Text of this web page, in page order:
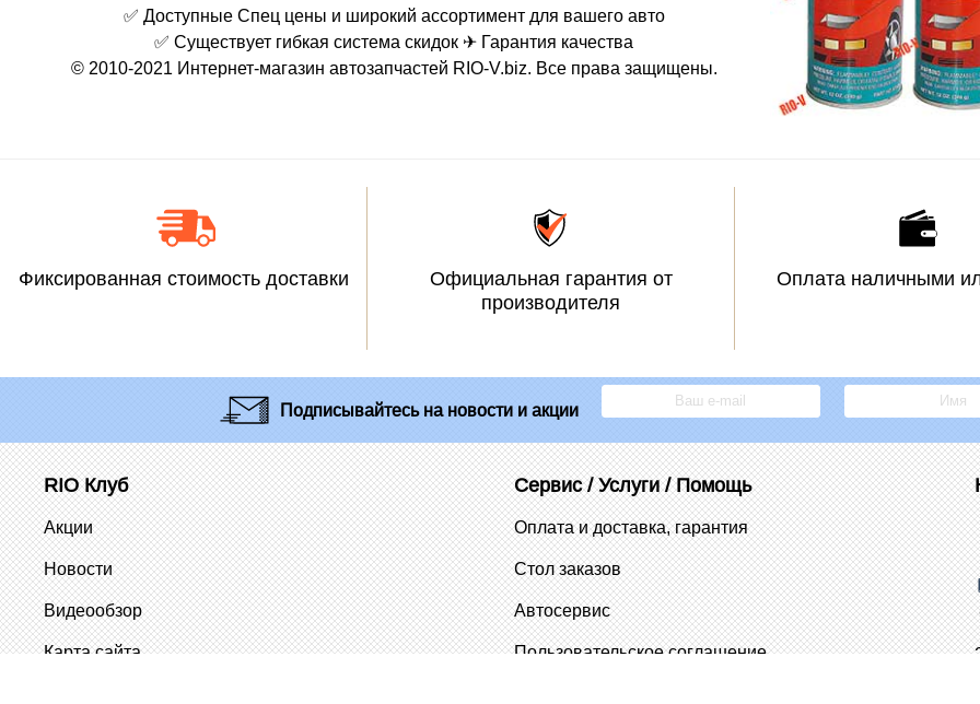
✅ Доступные Спец цены и широкий ассортимент для вашего авто
✅ Существует гибкая система скидок ✈ Гарантия качества
© 2010-2021 Интернет-магазин автозапчастей RIO-V.biz. Все права защищены.
Фиксированная стоимость доставки
Официальная гарантия от
производителя
Оплата наличными
Подписывайтесьна новости и акции
RIO Клуб
Акции
Новости
Видеообзор
Карта сайта
Сервис / Услуги / Помощь
Оплата и доставка, гарантия
Стол заказов
Автосервис
Пользовательское соглашение